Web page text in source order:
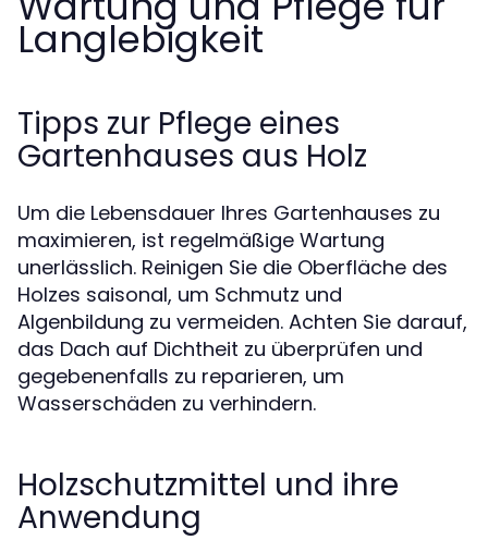
Langlebigkeit
Tipps zur Pflege eines
Gartenhauses aus Holz
Um die Lebensdauer Ihres Gartenhauses zu
maximieren, ist regelmäßige Wartung
unerlässlich. Reinigen Sie die Oberfläche des
Holzes saisonal, um Schmutz und
Algenbildung zu vermeiden. Achten Sie darauf,
das Dach auf Dichtheit zu überprüfen und
gegebenenfalls zu reparieren, um
Wasserschäden zu verhindern.
Holzschutzmittel und ihre
Anwendung